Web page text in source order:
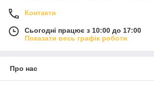
Контакти
Сьогодні працює з 10:00 до 17:00
Показати весь графік роботи
Про нас